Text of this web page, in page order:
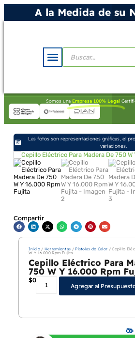
A la Medida de su
Somos una Empresa 100% Legal
Las fotos son representaciones gráficas, el
variaciones.
Compartir
Inicio/ Herramientas /Pistolas de Calor / Cepillo
W Y 16.000 Rpm Fujita
Cepillo Eléctrico Para
750 W Y 16.000 Rpm
$0
Agregar al